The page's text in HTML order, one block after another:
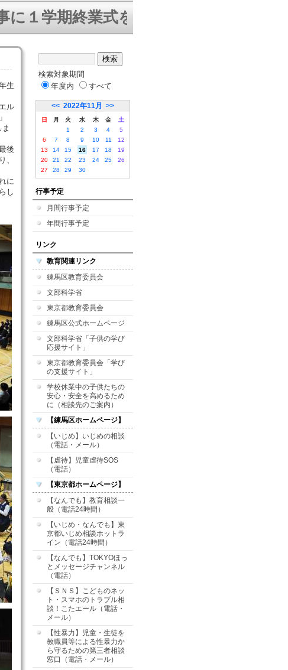
学期終業式を迎えることができまし
生
ル
後
、
に
し
検索対象期間
年度内
すべて
<< 2022年11月 >>
日 月 火 水 木 金
土
1
2 3 4
5
6
7 8 9 10 11
12
13
14 15 16 17 18
19
20
21 22 23 24 25
26
27
28 29 30
行事予定
月間行事予定
年間行事予定
リンク
教育関連リンク
練馬区教育委員会
文部科学省
東京都教育委員会
練馬区公式ホームページ
文部科学省「子供の学び
応援サイト」
東京都教育委員会「学び
の支援サイト」
学校休業中の子供たちの
安心・安全を高めるため
に（相談先のご案内）
【練馬区ホームページ】
【いじめ】いじめの相談
（電話・メール）
【虐待】児童虐待SOS
（電話）
【東京都ホームページ】
【なんでも】教育相談一
般（電話24時間）
【いじめ・なんでも】東
京都いじめ相談ホットラ
イン（電話24時間）
【なんでも】TOKYOほっ
とメッセージチャンネル
（電話）
【ＳＮＳ】こどものネッ
ト・スマホのトラブル相
談！こたエール（電話・
メール）
【性暴力】児童・生徒を
教職員等による性暴力か
ら守るための第三者相談
窓口（電話・メール）